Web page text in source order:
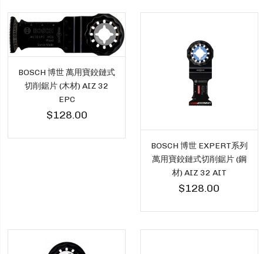
BOSCH 博世 萬用寶鉸鏈式
切削鋸片 (木材) AIZ 32
EPC
$128.00
BOSCH 博世 EXPERT系列
萬用寶鉸鏈式切削鋸片 (鋼
材) AIZ 32 AIT
$128.00